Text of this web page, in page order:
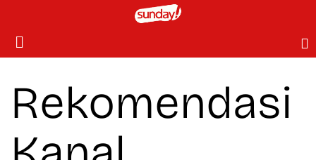
Rekomendasi